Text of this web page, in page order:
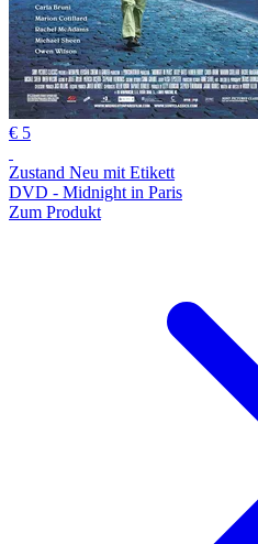
€ 5
Zustand Neu mit Etikett
DVD - Midnight in Paris
Zum Produkt